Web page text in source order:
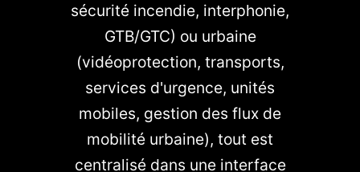
sécurité incendie, interphonie,
GTB/GTC) ou urbaine
(vidéoprotection, transports,
services d'urgence, unités
mobiles, gestion des flux de
mobilité urbaine), tout est
centralisé dans une interface